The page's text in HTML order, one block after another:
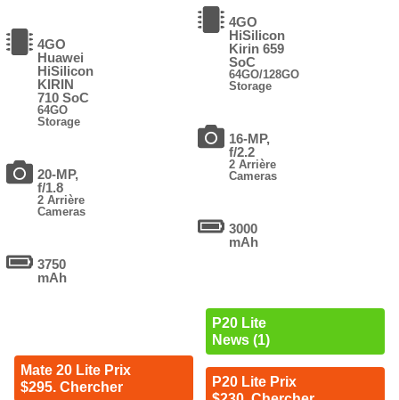
4GO
Huawei
HiSilicon
KIRIN
710 SoC
64GO
Storage
20-MP,
f/1.8
2 Arrière
Cameras
3750
mAh
Mate 20 Lite Prix
$295. Chercher
4GO
HiSilicon
Kirin 659
SoC
64GO/128GO
Storage
16-MP,
f/2.2
2 Arrière
Cameras
3000
mAh
P20 Lite
News (1)
P20 Lite Prix